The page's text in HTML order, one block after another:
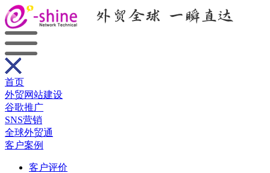
首页
外贸网站建设
谷歌推广
SNS营销
全球外贸通
客户案例
客户评价